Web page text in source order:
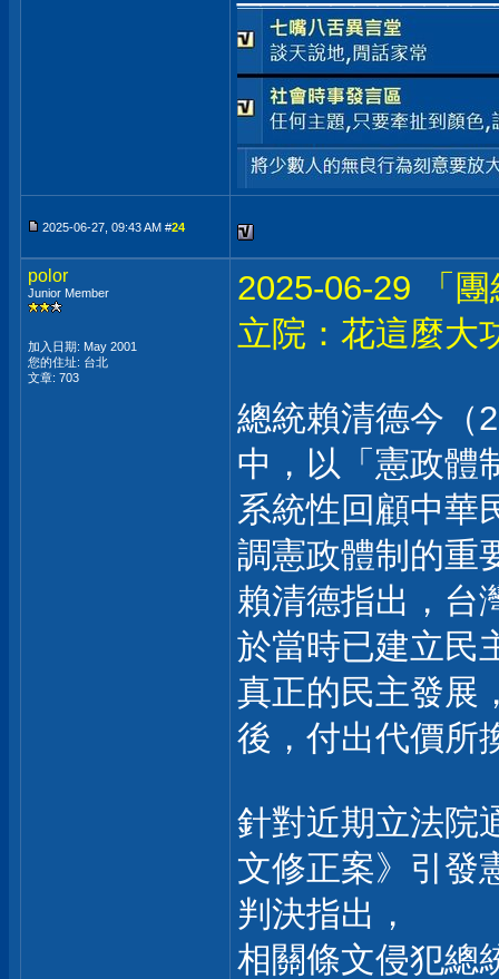
2025-06-27, 09:43 AM #24
polor
Junior Member
加入日期: May 2001
您的住址: 台北
文章: 703
2025-06-29 「
立院：花這麼大
總統賴清德今（
中，以「憲政體
系統性回顧中華
調憲政體制的重
賴清德指出，台
於當時已建立民
真正的民主發展
後，付出代價所
針對近期立法院
文修正案》引發
判決指出，
相關條文侵犯總